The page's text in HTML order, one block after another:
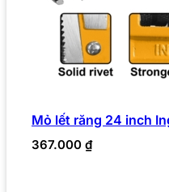
Mỏ lết răng 24 inch
367.000 ₫